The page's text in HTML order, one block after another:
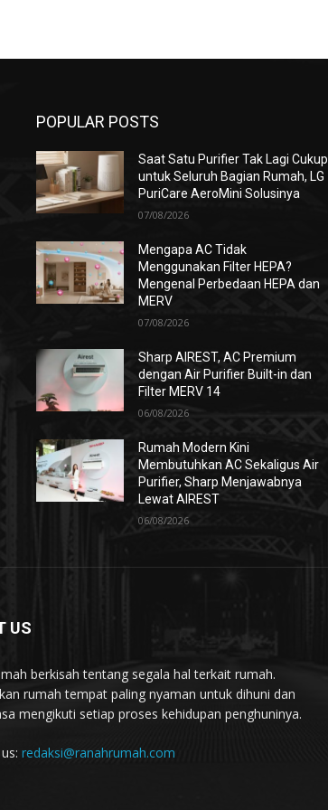
POPULAR POSTS
Saat Satu Purifier Tak Lagi Cukup
untuk Seluruh Bagian Rumah, LG
PuriCare AeroMini Solusinya
07/08/2026
Mengapa AC Tidak
Menggunakan Filter HEPA?
Mengenal Perbedaan HEPA dan
MERV
07/08/2026
Sharp AIREST, AC Premium
dengan Air Purifier Built-in dan
Filter MERV 14
06/08/2026
Rumah Modern Kini
Membutuhkan AC Sekaligus Air
Purifier, Sharp Menjawabnya
Lewat AIREST
06/08/2026
US
berkisah tentang segala hal terkait rumah.
rumah tempat paling nyaman untuk dihuni dan
mengikuti setiap proses kehidupan penghuninya.
redaksi@ranahrumah.com